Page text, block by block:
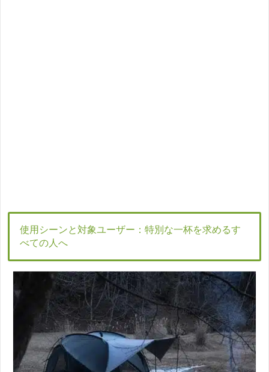
使用シーンと対象ユーザー：特別な一杯を求めるす
べての人へ